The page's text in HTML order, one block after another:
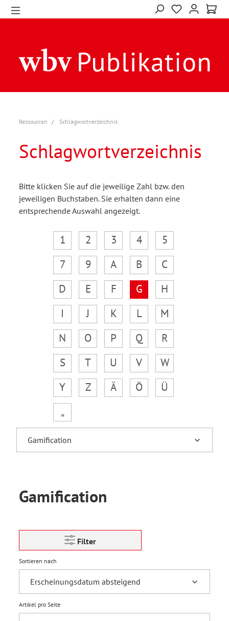
Ressourcen Schlagwortverzeichnis
Schlagwortverzeichnis
Bitte klicken Sie auf die jeweilige Zahl bzw. den
jeweiligen Buchstaben. Sie erhalten dann eine
entsprechende Auswahl angezeigt.
1 2 3 4
5
7
9 A B
C
D
E F G
H
I
J K L
M
N
O P Q
R
S
T U V
W
Y
Z Ä Ö
Ü
„
Gamification
Filter
Sortieren nach
Artikel pro Seite